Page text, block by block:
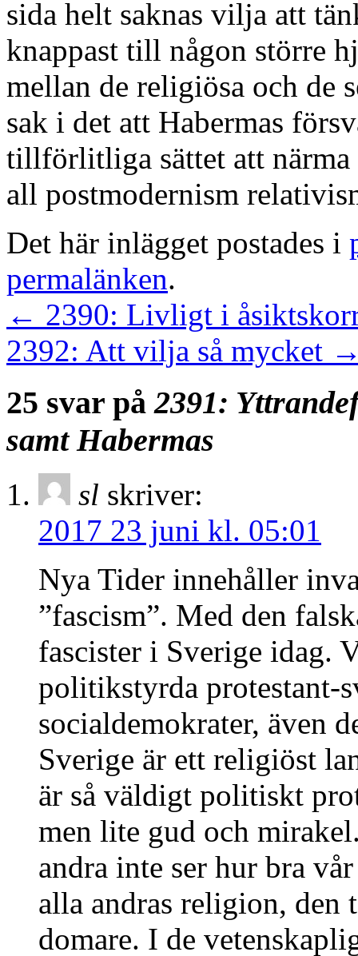
sida helt saknas vilja att
knappast till någon större
mellan de religiösa och de
sak i det att Habermas
tillförlitliga sättet att närma
all postmodernism
Det här inlägget postades i
permalänken.
← 2390: Livligt i
2392: Att vilja så mycket
25 svar på2391:
samt Habermas
sl skriver:
2017 23 juni kl. 05:01
Nya Tider innehåller
”fascism”. Med den
fascister i Sverige idag.
politikstyrda protestant-
socialdemokrater, även
Sverige är ett religiöst
är så väldigt politiskt
men lite gud och
andra inte ser hur bra
alla andras religion, den
domare. I de